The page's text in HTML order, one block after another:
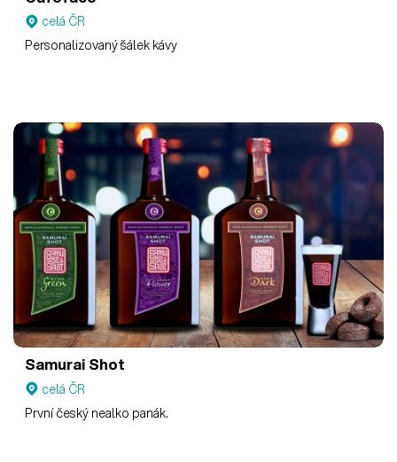
celá ČR
Personalizovaný šálek kávy
Samurai Shot
celá ČR
První český nealko panák.